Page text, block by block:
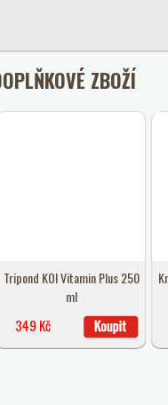
ZBOŽÍ
Tripond KOI Vitamin Plus 250
ml
349 Kč